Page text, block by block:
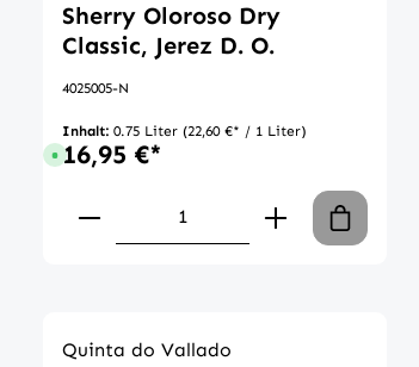
Sherry Oloroso Dry
Classic, Jerez D. O.
4025005-N
Inhalt: 0.75 Liter (22,60 €* / 1 Liter)
Sofort verfügbar, Lieferzeit: 1-3 Tage
16,95 €*
Produkt Anzahl: Gib den
Quinta do Vallado